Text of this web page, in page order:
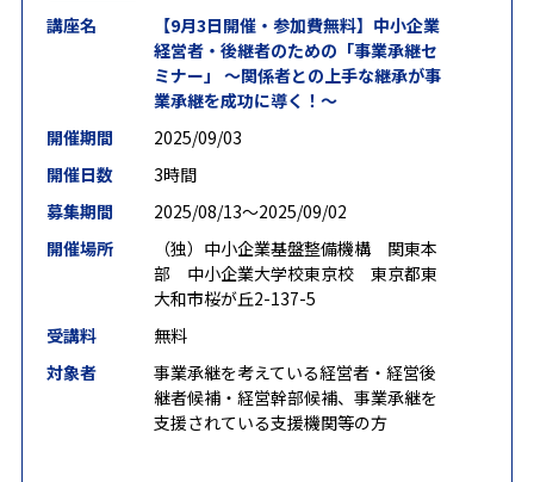
講座名
【9月3日開催・参加費無料】中小企業
経営者・後継者のための「事業承継セ
ミナー」 ～関係者との上手な継承が事
業承継を成功に導く！～
開催期間
2025/09/03
開催日数
3時間
募集期間
2025/08/13〜2025/09/02
開催場所
（独）中小企業基盤整備機構 関東本
部 中小企業大学校東京校 東京都東
大和市桜が丘2-137-5
受講料
無料
対象者
事業承継を考えている経営者・経営後
継者候補・経営幹部候補、事業承継を
支援されている支援機関等の方